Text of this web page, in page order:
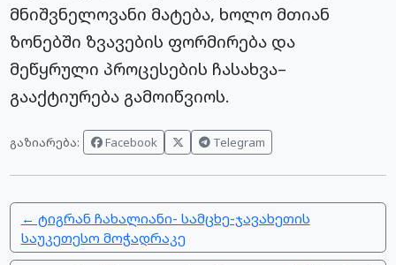
მნიშვნელოვანი მატება, ხოლო მთიან
ზონებში ზვავების ფორმირება და
მეწყრული პროცესების ჩასახვა–
გააქტიურება გამოიწვიოს.
გაზიარება: Facebook Telegram
← ტიგრან ჩახალიანი- სამცხე-ჯავახეთის
საუკეთესო მოჭადრაკე